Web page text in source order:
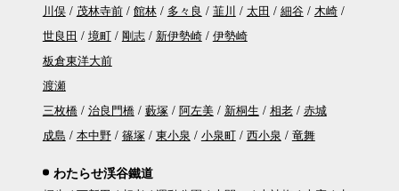
川俣 茂林寺前 館林 多々良 韮川 太田 細谷
木崎
世良田
境町 剛志 新伊勢崎
伊勢崎
板倉東洋大前
渡瀬
三枚橋
治良門橋 藪塚 阿左美 新桐生 相老
赤城
成島
本中野 篠塚 東小泉 小泉町 西小泉 竜舞
わたらせ渓谷鐵道